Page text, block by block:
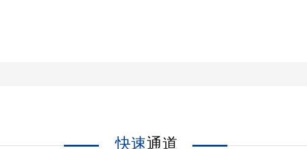
快速通道